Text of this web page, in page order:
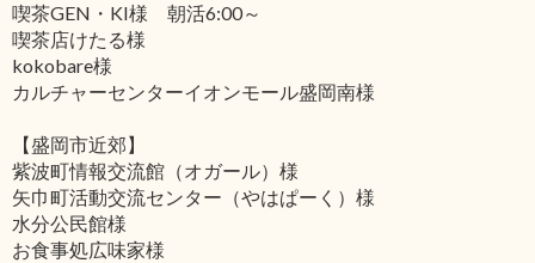
喫茶GEN・KI様 朝活6:00～
喫茶店けたる様
kokobare様
カルチャーセンターイオンモール盛岡南様
【盛岡市近郊】
紫波町情報交流館（オガール）様
矢巾町活動交流センター（やはぱーく）様
水分公民館様
お食事処広味家様